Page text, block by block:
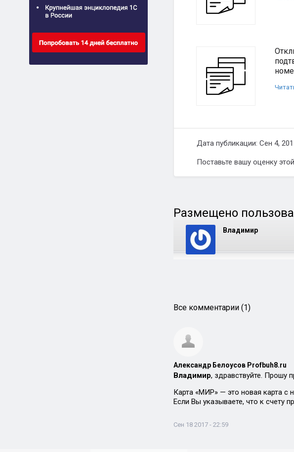
Дата публикации: Сен 4,
Поставьте вашу оценку
Размещено
Владимир
Все комментарии (1)
Александр Белоусов Profbuh8.ru
Владимир, здравствуйте. Прошу
Карта «МИР» — это новая карта с
Если Вы указываете, что к счету
Сен 18 2017 - 22:59